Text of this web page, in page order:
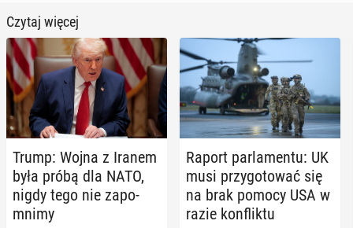
Czytaj więcej
Trump: Wojna z Iranem
była próbą dla NATO,
nigdy tego nie za­po­
mni­my
Raport par­la­men­tu: UK
musi przy­go­to­wać się
na brak pomocy USA w
razie kon­flik­tu